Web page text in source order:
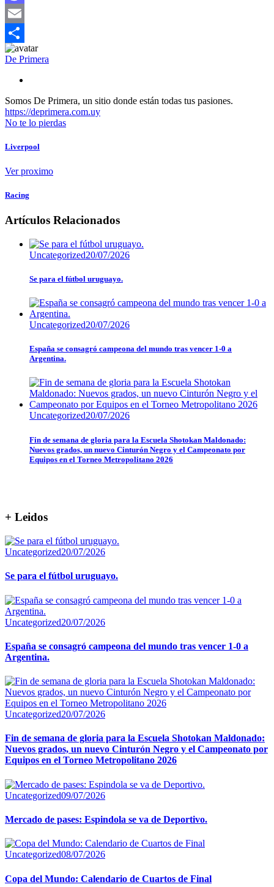
Mastodon
Email
Compartir
De Primera
Somos De Primera, un sitio donde están todas tus pasiones.
https://deprimera.com.uy
No te lo pierdas
Liverpool
Ver proximo
Racing
Artículos Relacionados
Uncategorized20/07/2026
Se para el fútbol uruguayo.
Uncategorized20/07/2026
España se consagró campeona del mundo tras vencer 1-0 a
Argentina.
Uncategorized20/07/2026
Fin de semana de gloria para la Escuela Shotokan Maldonado:
Nuevos grados, un nuevo Cinturón Negro y el Campeonato por
Equipos en el Torneo Metropolitano 2026
+ Leidos
Uncategorized20/07/2026
Se para el fútbol uruguayo.
Uncategorized20/07/2026
España se consagró campeona del mundo tras vencer 1-0 a
Argentina.
Uncategorized20/07/2026
Fin de semana de gloria para la Escuela Shotokan Maldonado:
Nuevos grados, un nuevo Cinturón Negro y el Campeonato por
Equipos en el Torneo Metropolitano 2026
Uncategorized09/07/2026
Mercado de pases: Espindola se va de Deportivo.
Uncategorized08/07/2026
Copa del Mundo: Calendario de Cuartos de Final